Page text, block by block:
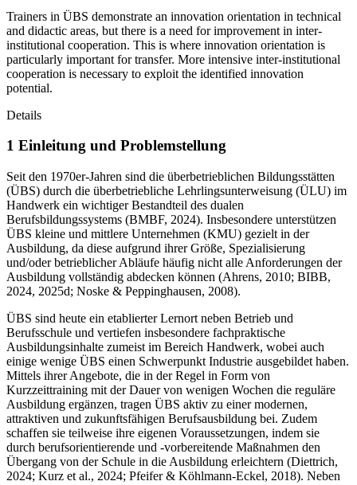
Trainers in ÜBS demonstrate an innovation orientation in technical
and didactic areas, but there is a need for improvement in inter-
institutional cooperation. This is where innovation orientation is
particularly important for transfer. More intensive inter-institutional
cooperation is necessary to exploit the identified innovation
potential.
Details
1 Einleitung und Problemstellung
Seit den 1970er-Jahren sind die überbetrieblichen Bildungsstätten
(ÜBS) durch die überbetriebliche Lehrlingsunterweisung (ÜLU) im
Handwerk ein wichtiger Bestandteil des dualen
Berufsbildungssystems (BMBF, 2024). Insbesondere unterstützen
ÜBS kleine und mittlere Unternehmen (KMU) gezielt in der
Ausbildung, da diese aufgrund ihrer Größe, Spezialisierung
und/oder betrieblicher Abläufe häufig nicht alle Anforderungen der
Ausbildung vollständig abdecken können (Ahrens, 2010; BIBB,
2024, 2025d; Noske & Peppinghausen, 2008).
ÜBS sind heute ein etablierter Lernort neben Betrieb und
Berufsschule und vertiefen insbesondere fachpraktische
Ausbildungsinhalte zumeist im Bereich Handwerk, wobei auch
einige wenige ÜBS einen Schwerpunkt Industrie ausgebildet haben.
Mittels ihrer Angebote, die in der Regel in Form von
Kurzzeittraining mit der Dauer von wenigen Wochen die reguläre
Ausbildung ergänzen, tragen ÜBS aktiv zu einer modernen,
attraktiven und zukunftsfähigen Berufsausbildung bei. Zudem
schaffen sie teilweise ihre eigenen Voraussetzungen, indem sie
durch berufsorientierende und -vorbereitende Maßnahmen den
Übergang von der Schule in die Ausbildung erleichtern (Diettrich,
2024; Kurz et al., 2024; Pfeifer & Köhlmann-Eckel, 2018). Neben